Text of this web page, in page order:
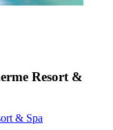
Resort &
& Spa